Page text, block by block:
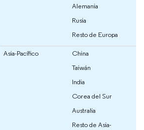
Alemania
Rusia
Resto de Europa
Asia-Pacífico
China
Taiwán
India
Corea del Sur
Australia
Resto de Asia-